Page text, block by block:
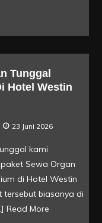
Tunggal
Hotel Westin
23 Juni 2026
kami
Sewa Organ
di Hotel Westin
tersebut biasanya di
Read More